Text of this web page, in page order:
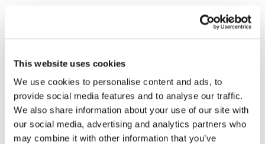
This website uses cookies
We use cookies to personalise content and ads, to
provide social media features and to analyse our traffic.
We also share information about your use of our site with
our social media, advertising and analytics partners who
may combine it with other information that you’ve